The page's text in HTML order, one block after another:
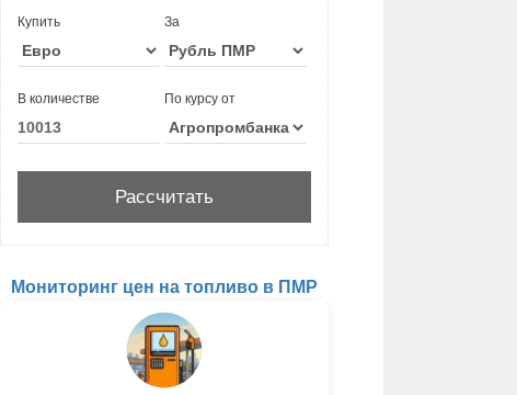
Купить За
В количестве По курсу от
Мониторинг цен на топливо в ПМР